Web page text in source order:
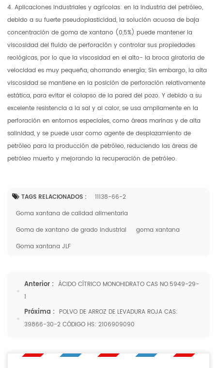
4. Aplicaciones industriales y agrícolas: en la industria del petróleo,
debido a su fuerte pseudoplasticidad, la solución acuosa de baja
concentración de goma de xantano (0,5%) puede mantener la
viscosidad del fluido de perforación y controlar sus propiedades
reológicas, por lo que la viscosidad en el alto- la broca giratoria de
velocidad es muy pequeña, ahorrando energía; Sin embargo, la alta
viscosidad se mantiene en la posición de perforación relativamente
estática, para evitar el colapso de la pared del pozo. Y debido a su
excelente resistencia a la sal y al calor, se usa ampliamente en la
perforación en entornos especiales, como áreas marinas y de alta
salinidad, y se puede usar como agente de desplazamiento de
petróleo para la producción de petróleo, reduciendo las áreas de
petróleo muerto y mejorando la recuperación de petróleo.
TAGS RELACIONADOS :
11138-66-2
Goma xantana de calidad alimentaria
Goma de xantano de grado industrial
goma xantana
Goma xantana JLF
Anterior : ÁCIDO CÍTRICO MONOHIDRATO CAS NO.5949-29-
1
Próxima : POLVO DE ARROZ DE LEVADURA ROJA CAS:
39866-30-2 CÓDIGO HS: 2106909090